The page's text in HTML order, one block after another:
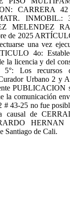
CARRERA
INMOBIL.:
MELENDEZ
de 2025
una vez
4o:
la licencia y del
5°: Los recursos
Urbano 2 y
PUBLICACION
la comunicación
43-25 no fue
causal de
Santiago de Cali.